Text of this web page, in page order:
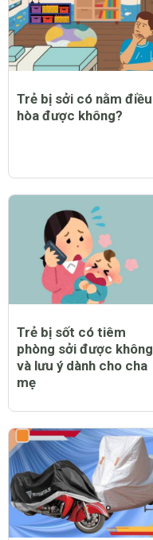
Trẻ bị sởi có nằm điều
hòa được không?
Trẻ bị sốt có tiêm
phòng sởi được không
và lưu ý dành cho cha
mẹ